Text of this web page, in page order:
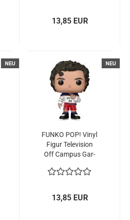
13,85 EUR
NEU NEU
FUNKO POP! Vinyl
Figur Te­le­vi­si­on
Off Cam­pus Gar­
13,85 EUR